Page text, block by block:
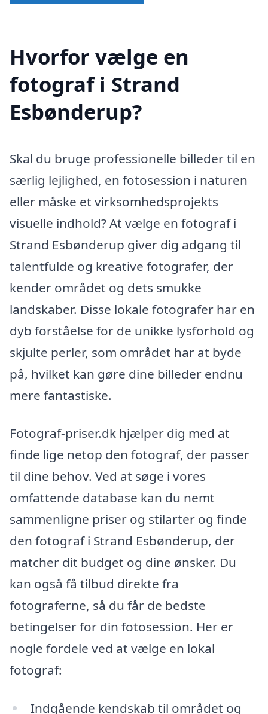
Hvorfor vælge en
fotograf i Strand
Esbønderup?
Skal du bruge professionelle billeder til en
særlig lejlighed, en fotosession i naturen
eller måske et virksomhedsprojekts
visuelle indhold? At vælge en fotograf i
Strand Esbønderup giver dig adgang til
talentfulde og kreative fotografer, der
kender området og dets smukke
landskaber. Disse lokale fotografer har en
dyb forståelse for de unikke lysforhold og
skjulte perler, som området har at byde
på, hvilket kan gøre dine billeder endnu
mere fantastiske.
Fotograf-priser.dk hjælper dig med at
finde lige netop den fotograf, der passer
til dine behov. Ved at søge i vores
omfattende database kan du nemt
sammenligne priser og stilarter og finde
den fotograf i Strand Esbønderup, der
matcher dit budget og dine ønsker. Du
kan også få tilbud direkte fra
fotograferne, så du får de bedste
betingelser for din fotosession. Her er
nogle fordele ved at vælge en lokal
fotograf:
Indgående kendskab til området og